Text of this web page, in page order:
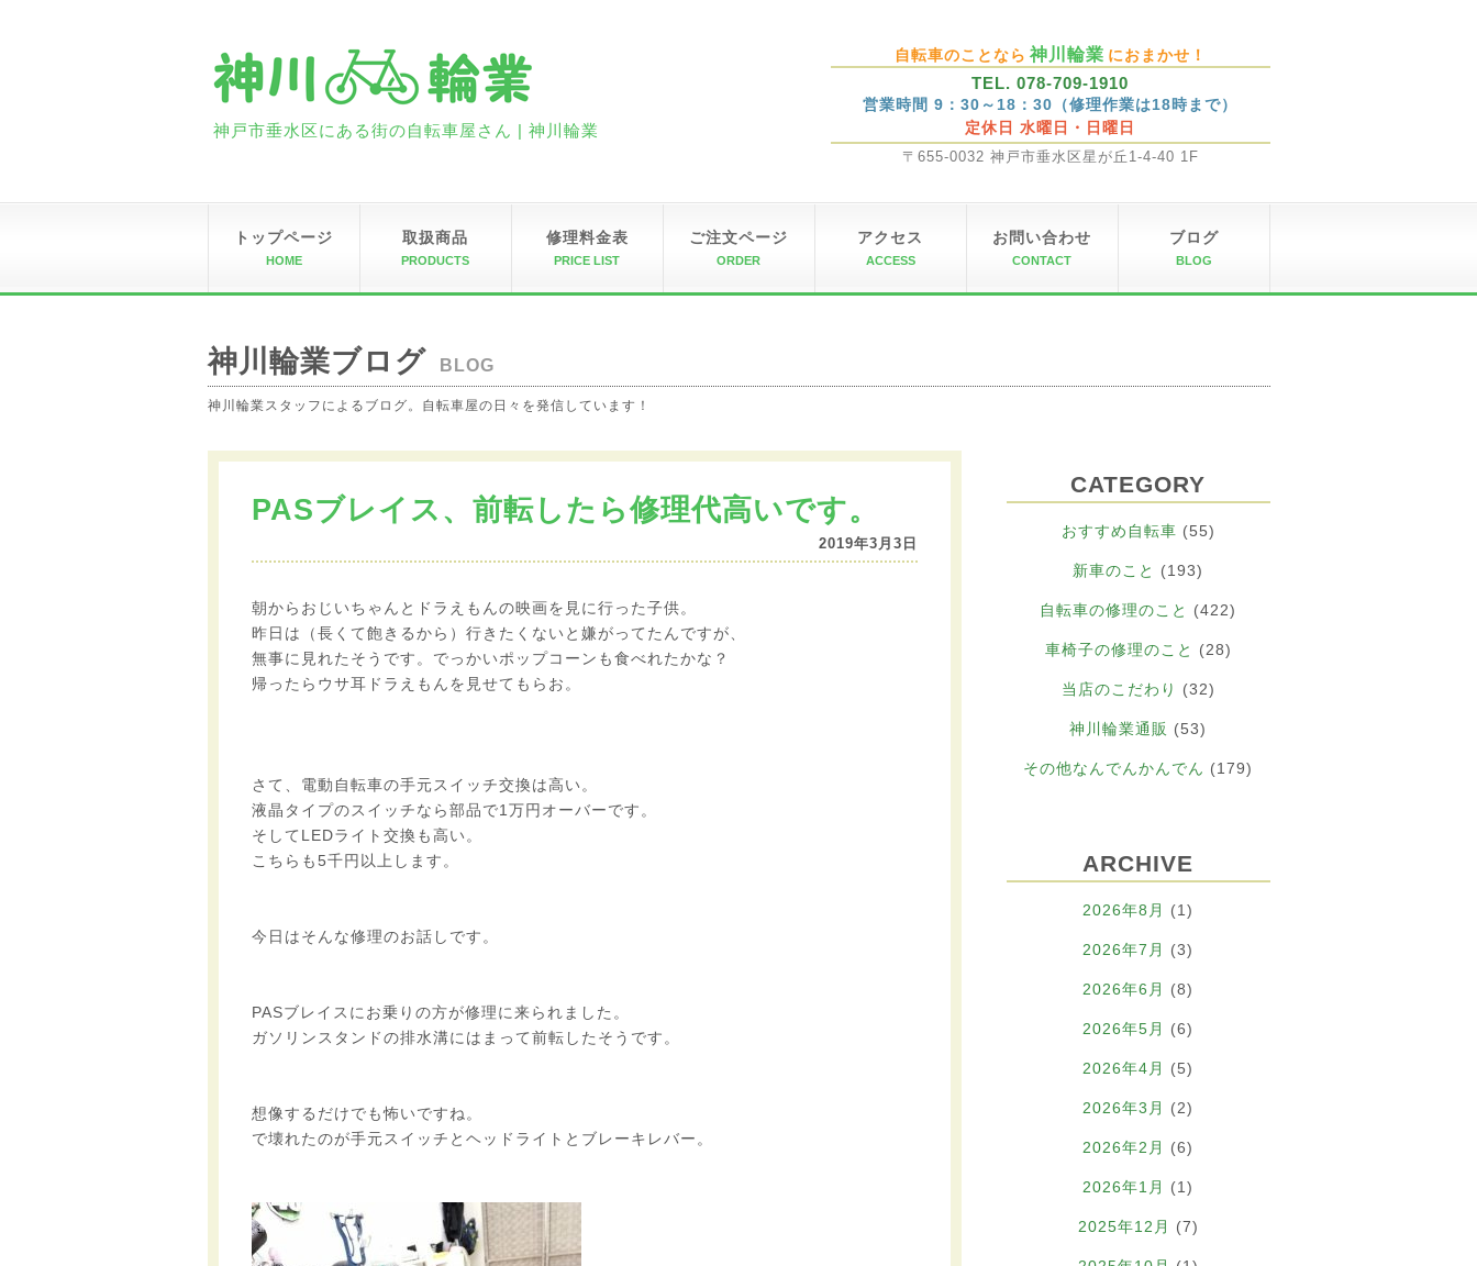
神戸市垂水区にある街の自転車屋さん | 神川輪業
自転車のことなら 神川輪業 におまかせ！
TEL. 078-709-1910
営業時間 9：30～18：30（修理作業は18時まで）
定休日 水曜日・日曜日
〒655-0032 神戸市垂水区星が丘1-4-40 1F
トップページ
HOME
取扱商品
PRODUCTS
修理料金表
PRICE LIST
ご注文ページ
ORDER
アクセス
ACCESS
お問い合わせ
CONTACT
ブログ
BLOG
神川輪業ブログ BLOG
神川輪業スタッフによるブログ。自転車屋の日々を発信しています！
PASブレイス、前転したら修理代高いです。
2019年3月3日
朝からおじいちゃんとドラえもんの映画を見に行った子供。
昨日は（長くて飽きるから）行きたくないと嫌がってたんですが、
無事に見れたそうです。でっかいポップコーンも食べれたかな？
帰ったらウサ耳ドラえもんを見せてもらお。
さて、電動自転車の手元スイッチ交換は高い。
液晶タイプのスイッチなら部品で1万円オーバーです。
そしてLEDライト交換も高い。
こちらも5千円以上します。
今日はそんな修理のお話しです。
PASブレイスにお乗りの方が修理に来られました。
ガソリンスタンドの排水溝にはまって前転したそうです。
想像するだけでも怖いですね。
で壊れたのが手元スイッチとヘッドライトとブレーキレバー。
CATEGORY
おすすめ自転車 (55)
新車のこと (193)
自転車の修理のこと (422)
車椅子の修理のこと (28)
当店のこだわり (32)
神川輪業通販 (53)
その他なんでんかんでん (179)
ARCHIVE
2026年8月 (1)
2026年7月 (3)
2026年6月 (8)
2026年5月 (6)
2026年4月 (5)
2026年3月 (2)
2026年2月 (6)
2026年1月 (1)
2025年12月 (7)